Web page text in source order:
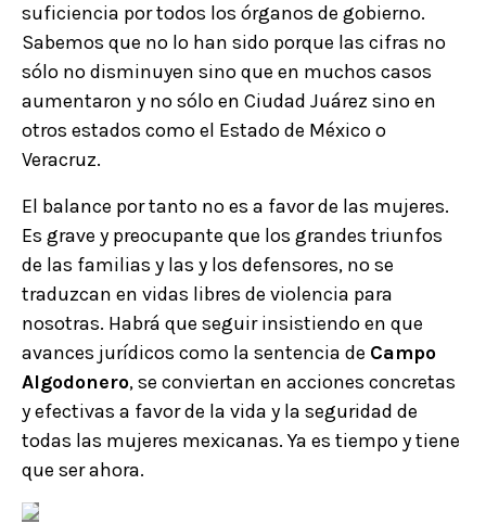
suficiencia por todos los órganos de gobierno.
Sabemos que no lo han sido porque las cifras no
sólo no disminuyen sino que en muchos casos
aumentaron y no sólo en Ciudad Juárez sino en
otros estados como el Estado de México o
Veracruz.
El balance por tanto no es a favor de las mujeres.
Es grave y preocupante que los grandes triunfos
de las familias y las y los defensores, no se
traduzcan en vidas libres de violencia para
nosotras. Habrá que seguir insistiendo en que
avances jurídicos como la sentencia de Campo
Algodonero, se conviertan en acciones concretas
y efectivas a favor de la vida y la seguridad de
todas las mujeres mexicanas. Ya es tiempo y tiene
que ser ahora.